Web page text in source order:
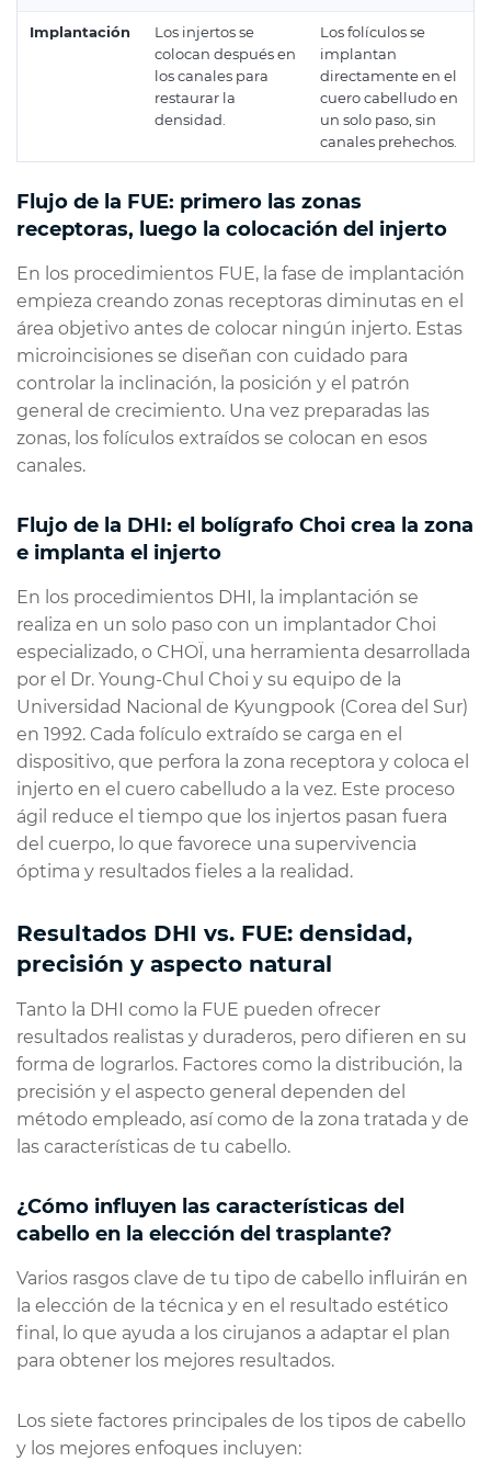
Implantación
Los injertos se
colocan después en
los canales para
restaurar la
densidad.
Los folículos se
implantan
directamente en el
cuero cabelludo en
un solo paso, sin
canales prehechos.
Flujo de la FUE: primero las zonas
receptoras, luego la colocación del injerto
En los procedimientos FUE, la fase de implantación
empieza creando zonas receptoras diminutas en el
área objetivo antes de colocar ningún injerto. Estas
microincisiones se diseñan con cuidado para
controlar la inclinación, la posición y el patrón
general de crecimiento. Una vez preparadas las
zonas, los folículos extraídos se colocan en esos
canales.
Flujo de la DHI: el bolígrafo Choi crea la zona
e implanta el injerto
En los procedimientos DHI, la implantación se
realiza en un solo paso con un implantador Choi
especializado, o CHOÏ, una herramienta desarrollada
por el Dr. Young-Chul Choi y su equipo de la
Universidad Nacional de Kyungpook (Corea del Sur)
en 1992. Cada folículo extraído se carga en el
dispositivo, que perfora la zona receptora y coloca el
injerto en el cuero cabelludo a la vez. Este proceso
ágil reduce el tiempo que los injertos pasan fuera
del cuerpo, lo que favorece una supervivencia
óptima y resultados fieles a la realidad.
Resultados DHI vs. FUE: densidad,
precisión y aspecto natural
Tanto la DHI como la FUE pueden ofrecer
resultados realistas y duraderos, pero difieren en su
forma de lograrlos. Factores como la distribución, la
precisión y el aspecto general dependen del
método empleado, así como de la zona tratada y de
las características de tu cabello.
¿Cómo influyen las características del
cabello en la elección del trasplante?
Varios rasgos clave de tu tipo de cabello influirán en
la elección de la técnica y en el resultado estético
final, lo que ayuda a los cirujanos a adaptar el plan
para obtener los mejores resultados.
Los siete factores principales de los tipos de cabello
y los mejores enfoques incluyen: